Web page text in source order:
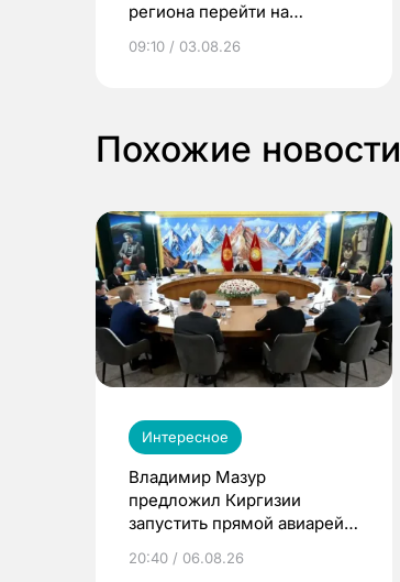
региона перейти на
выиграть призы
09:10 / 03.08.26
Похожие новости
Интересное
Владимир Мазур
предложил Киргизии
запустить прямой авиарейс
20:40 / 06.08.26